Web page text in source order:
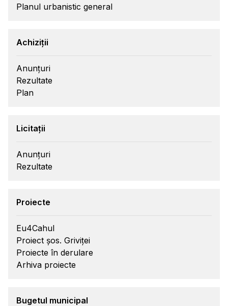
Planul urbanistic general
Achiziții
Anunțuri
Rezultate
Plan
Licitații
Anunțuri
Rezultate
Proiecte
Eu4Cahul
Proiect șos. Griviței
Proiecte în derulare
Arhiva proiecte
Bugetul municipal